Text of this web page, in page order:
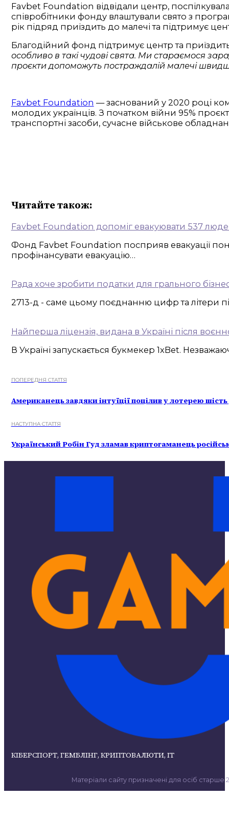
Favbet Foundation відвідали центр,
співробітники фонду влаштували свято з
рік підряд приїздить до малечі та підтримує
Благодійний фонд підтримує центр та
особливо в такі чудові свята. Ми стараємося
проєкти допоможуть постраждалій малечі
Favbet Foundation — заснований у 2020 році
молодих українців. З початком війни 95%
транспортні засоби, сучасне військове
Читайте також:
Favbet Foundation допоміг евакуювати 537
Фонд Favbet Foundation посприяв евакуації
профінансувати евакуацію…
Рада хоче зробити податки для грального
2713-д - саме цьому поєднанню цифр та літери
Найперша ліцензія, видана в Україні після
В Україні запускається букмекер 1xBet.
ПОПЕРЕДНЯ СТАТТЯ
Американець завдяки інтуїції поцілив у лотерею
НАСТУПНА СТАТТЯ
Український Робін Гуд зламав криптогаманець
КІБЕРСПОРТ, ГЕМБЛІНГ, КРИПТОВАЛЮТИ, ІТ
Матеріали сайту призначені для осіб старше